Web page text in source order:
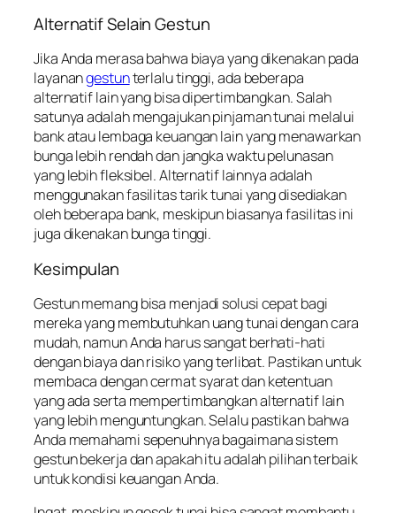
Alternatif Selain Gestun
Jika Anda merasa bahwa biaya yang dikenakan pada
layanangestunterlalu tinggi, ada beberapa
alternatif lain yang bisa dipertimbangkan. Salah
satunya adalah mengajukan pinjaman tunai melalui
bank atau lembaga keuangan lain yang menawarkan
bunga lebih rendah dan jangka waktu pelunasan
yang lebih fleksibel. Alternatif lainnya adalah
menggunakan fasilitas tarik tunai yang disediakan
oleh beberapa bank, meskipun biasanya fasilitas ini
juga dikenakan bunga tinggi.
Kesimpulan
Gestun memang bisa menjadi solusi cepat bagi
mereka yang membutuhkan uang tunai dengan cara
mudah, namun Anda harus sangat berhati-hati
dengan biaya dan risiko yang terlibat. Pastikan untuk
membaca dengan cermat syarat dan ketentuan
yang ada serta mempertimbangkan alternatif lain
yang lebih menguntungkan. Selalu pastikan bahwa
Anda memahami sepenuhnya bagaimana sistem
gestun bekerja dan apakah itu adalah pilihan terbaik
untuk kondisi keuangan Anda.